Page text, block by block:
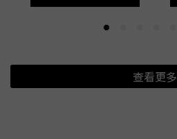
查看更多